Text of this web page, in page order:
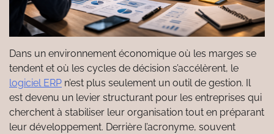
Dans un environnement économique où les marges se
tendent et où les cycles de décision s’accélèrent, le
logiciel ERP n’est plus seulement un outil de gestion. Il
est devenu un levier structurant pour les entreprises qui
cherchent à stabiliser leur organisation tout en préparant
leur développement. Derrière l’acronyme, souvent